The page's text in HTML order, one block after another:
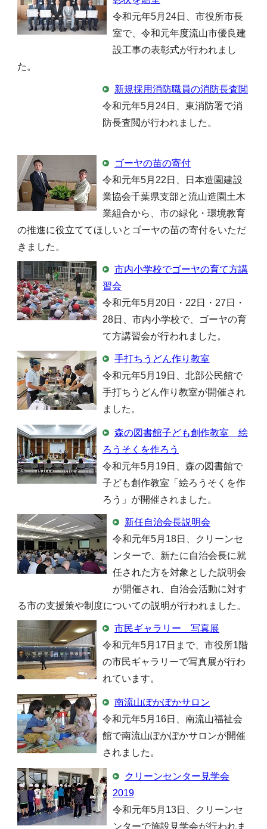
令和元年5月24日、市役所市長
室で、令和元年度流山市優良建
設工事の表彰式が行われまし
た。
新規採用消防職員の消防長査閲
令和元年5月24日、東消防署で消
防長査閲が行われました。
ゴーヤの苗の寄付
令和元年5月22日、日本造園建設
業協会千葉県支部と流山造園土木
業組合から、市の緑化・環境教育
の推進に役立ててほしいとゴーヤの苗の寄付をいただ
きました。
市内小学校でゴーヤの育て方講
習会
令和元年5月20日・22日・27日・
28日、市内小学校で、ゴーヤの育
て方講習会が行われました。
手打ちうどん作り教室
令和元年5月19日、北部公民館で
手打ちうどん作り教室が開催され
ました。
森の図書館子ども創作教室 絵
ろうそくを作ろう
令和元年5月19日、森の図書館で
子ども創作教室「絵ろうそくを作
ろう」が開催されました。
新任自治会長説明会
令和元年5月18日、クリーンセ
ンターで、新たに自治会長に就
任された方を対象とした説明会
が開催され、自治会活動に対す
る市の支援策や制度についての説明が行われました。
市民ギャラリー 写真展
令和元年5月17日まで、市役所1階
の市民ギャラリーで写真展が行わ
れています。
南流山ぽかぽかサロン
令和元年5月16日、南流山福祉会
館で南流山ぽかぽかサロンが開催
されました。
クリーンセンター見学会
2019
令和元年5月13日、クリーンセ
ンターで施設見学会が行われま